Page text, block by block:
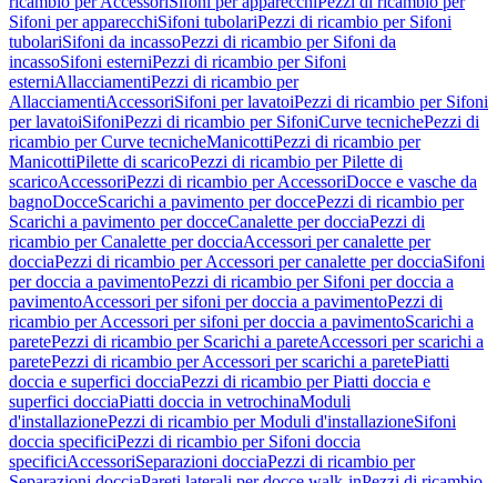
Sifoni per apparecchiSifoni tubolariPezzi di ricambio per Sifoni
tubolariSifoni da incassoPezzi di ricambio per Sifoni da
incassoSifoni esterniPezzi di ricambio per Sifoni
esterniAllacciamentiPezzi di ricambio per
AllacciamentiAccessoriSifoni per lavatoiPezzi di ricambio per Sifoni
per lavatoiSifoniPezzi di ricambio per SifoniCurve tecnichePezzi di
ricambio per Curve tecnicheManicottiPezzi di ricambio per
ManicottiPilette di scaricoPezzi di ricambio per Pilette di
scaricoAccessoriPezzi di ricambio per AccessoriDocce e vasche da
bagnoDocceScarichi a pavimento per doccePezzi di ricambio per
Scarichi a pavimento per docceCanalette per docciaPezzi di
ricambio per Canalette per docciaAccessori per canalette per
docciaPezzi di ricambio per Accessori per canalette per docciaSifoni
per doccia a pavimentoPezzi di ricambio per Sifoni per doccia a
pavimentoAccessori per sifoni per doccia a pavimentoPezzi di
ricambio per Accessori per sifoni per doccia a pavimentoScarichi a
paretePezzi di ricambio per Scarichi a pareteAccessori per scarichi a
paretePezzi di ricambio per Accessori per scarichi a paretePiatti
doccia e superfici docciaPezzi di ricambio per Piatti doccia e
superfici docciaPiatti doccia in vetrochinaModuli
d'installazionePezzi di ricambio per Moduli d'installazioneSifoni
doccia specificiPezzi di ricambio per Sifoni doccia
specificiAccessoriSeparazioni docciaPezzi di ricambio per